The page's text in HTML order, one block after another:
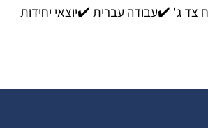
צד ג' ✔️עבודה עברית ✔️יוצאי יחידות